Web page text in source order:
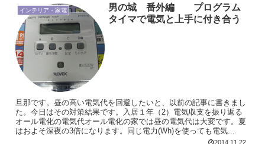
インテリア・家電
男の城 番外編 プログラム
タイマで電気と上手に付き合う
旦那です。昼の高い電気代を回避したいと、以前の記事に書きまし
た。今日はその対策結果です。入居１年（2）電気収支を振り返る
オール電化の電気代オール電化の家では昼の電気代は大変です。夏
はおよそ深夜の3倍になります。同じ電力(Wh)を使っても電気...
2014.11.22